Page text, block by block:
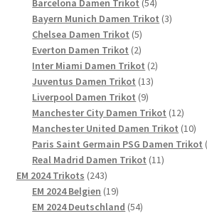
Produkte
Bayern Munich Damen Trikot 33
Chelsea Damen Trikot 55
Produkte
Everton Damen Trikot 22
Produkte
Inter Miami Damen Trikot 22
Juventus Damen Trikot 1313
Liverpool Damen Trikot 99
Produkte
Manchester City Damen Trikot 1212
Manchester United Damen Trikot 1010
Paris Saint Germain PSG Damen Trikot
Real Madrid Damen Trikot 1111
EM 2024 Trikots 243243
Produkte
EM 2024 Belgien 1919
Produkte
EM 2024 Deutschland 5454